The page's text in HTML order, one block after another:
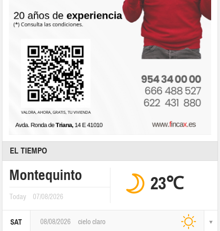
EL TIEMPO
Montequinto
Today 07/08/2026
23℃
SAT 08/08/2026 cielo claro